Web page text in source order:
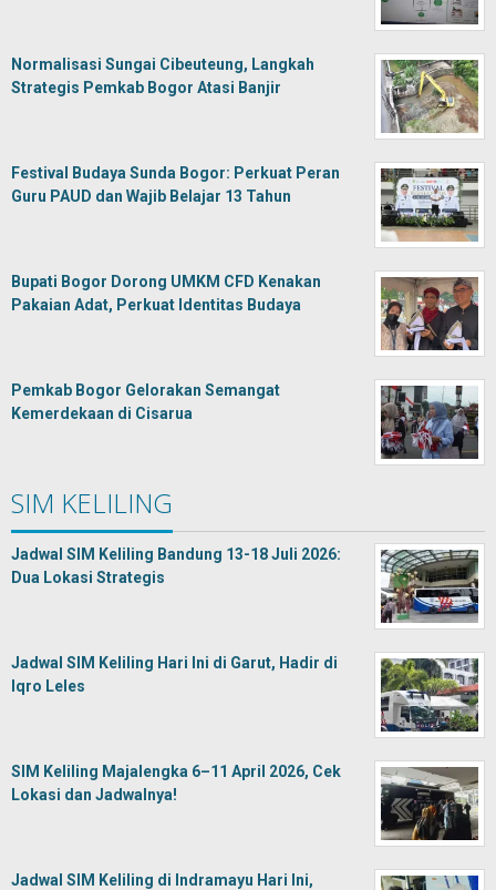
Normalisasi Sungai Cibeuteung, Langkah
Strategis Pemkab Bogor Atasi Banjir
Festival Budaya Sunda Bogor: Perkuat Peran
Guru PAUD dan Wajib Belajar 13 Tahun
Bupati Bogor Dorong UMKM CFD Kenakan
Pakaian Adat, Perkuat Identitas Budaya
Pemkab Bogor Gelorakan Semangat
Kemerdekaan di Cisarua
SIM KELILING
Jadwal SIM Keliling Bandung 13-18 Juli 2026:
Dua Lokasi Strategis
Jadwal SIM Keliling Hari Ini di Garut, Hadir di
Iqro Leles
SIM Keliling Majalengka 6–11 April 2026, Cek
Lokasi dan Jadwalnya!
Jadwal SIM Keliling di Indramayu Hari Ini,